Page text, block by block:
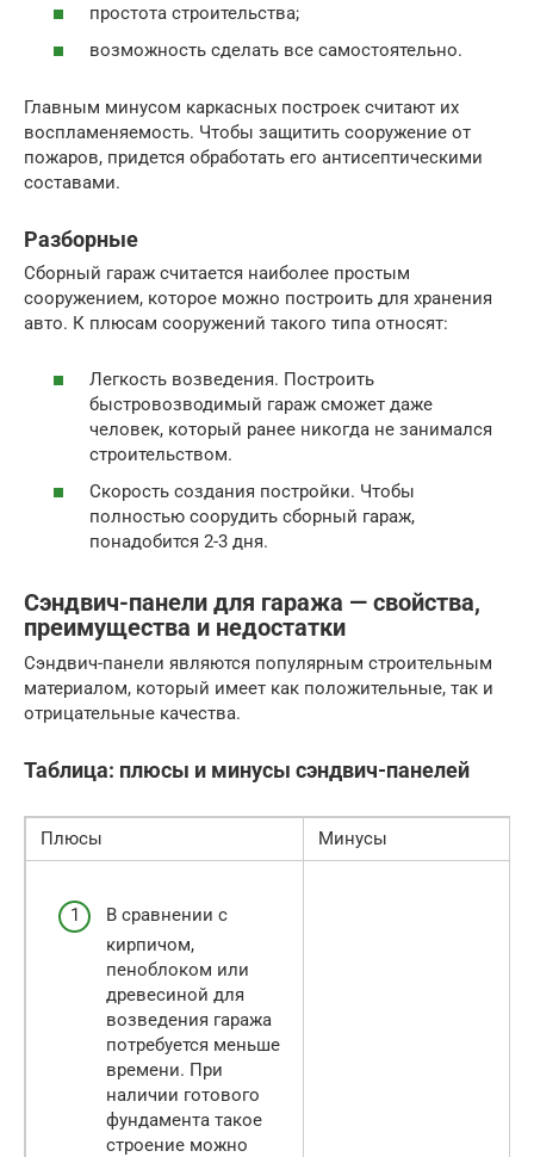
простота строительства;
возможность сделать все самостоятельно.
Главным минусом каркасных построек считают их
воспламеняемость. Чтобы защитить сооружение от
пожаров, придется обработать его антисептическими
составами.
Разборные
Сборный гараж считается наиболее простым
сооружением, которое можно построить для хранения
авто. К плюсам сооружений такого типа относят:
Легкость возведения. Построить
быстровозводимый гараж сможет даже
человек, который ранее никогда не занимался
строительством.
Скорость создания постройки. Чтобы
полностью соорудить сборный гараж,
понадобится 2-3 дня.
Сэндвич-панели для гаража — свойства,
преимущества и недостатки
Сэндвич-панели являются популярным строительным
материалом, который имеет как положительные, так и
отрицательные качества.
Таблица: плюсы и минусы сэндвич-панелей
Плюсы Минусы
В сравнении с
кирпичом,
пеноблоком или
древесиной для
возведения гаража
потребуется меньше
времени. При
наличии готового
фундамента такое
строение можно